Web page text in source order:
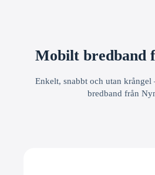
Mobilt bredband
Enkelt, snabbt och utan
bredband från